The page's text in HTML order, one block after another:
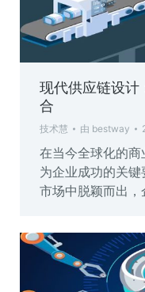
现代供应链设计
合
技术慧 由 bestway
在当今全球化的
为企业成功的关
市场中脱颖而出